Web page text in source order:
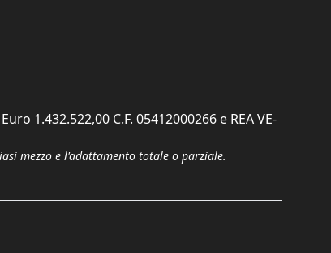
1.432.522,00 C.F. 05412000266 e REA VE-
mezzo e l'adattamento totale o parziale.